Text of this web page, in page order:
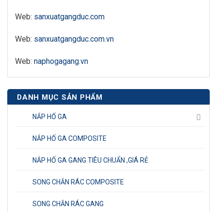
Web: sanxuatgangduc.com
Web: sanxuatgangduc.com.vn
Web: naphogagang.vn
DANH MỤC SẢN PHẨM
NẮP HỐ GA
NẮP HỐ GA COMPOSITE
NẮP HỐ GA GANG TIÊU CHUẨN ,GIÁ RẺ
SONG CHẮN RÁC COMPOSITE
SONG CHẮN RÁC GANG